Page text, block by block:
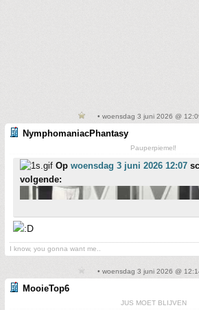
• woensdag 3 juni 2026 @
NymphomaniacPhantasy
Pauperpiemel!
Op woensdag 3 juni 2026 12:07
volgende:
I know, you gonna want me..
• woensdag 3 juni 2026 @
MooieTop6
JUS MOET BLIJVEN